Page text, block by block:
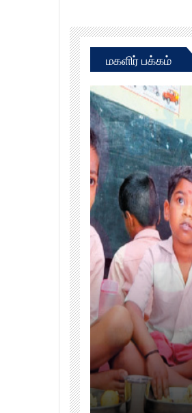
மகளிர் பக்கம்